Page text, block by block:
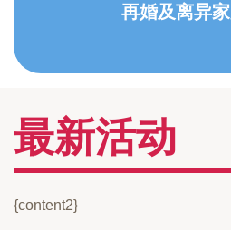
再婚及离异
最新活动
{content2}